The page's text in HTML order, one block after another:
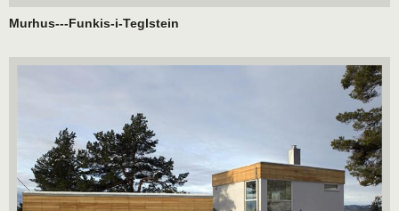
Murhus---Funkis-i-Teglstein